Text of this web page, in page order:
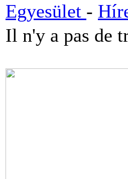
Egyesület -
Il n'y a pas de